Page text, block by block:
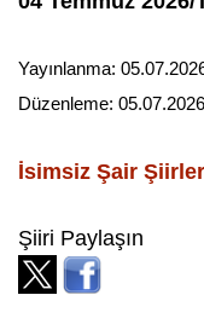
Yayınlanma:
Düzenleme:
İsimsiz Şair
Şiiri Paylaşın